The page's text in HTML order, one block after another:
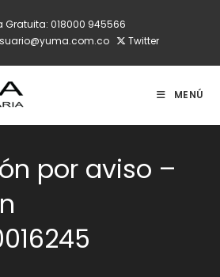
Gratuita: 018000 945566
Twitter
MENÚ
por aviso –